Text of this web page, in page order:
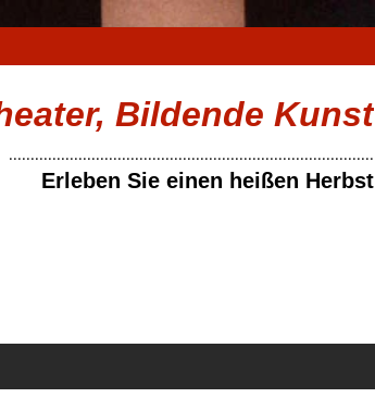
Bildende Kunst
....................................................................................
Erleben Sie einen heißen Herbst